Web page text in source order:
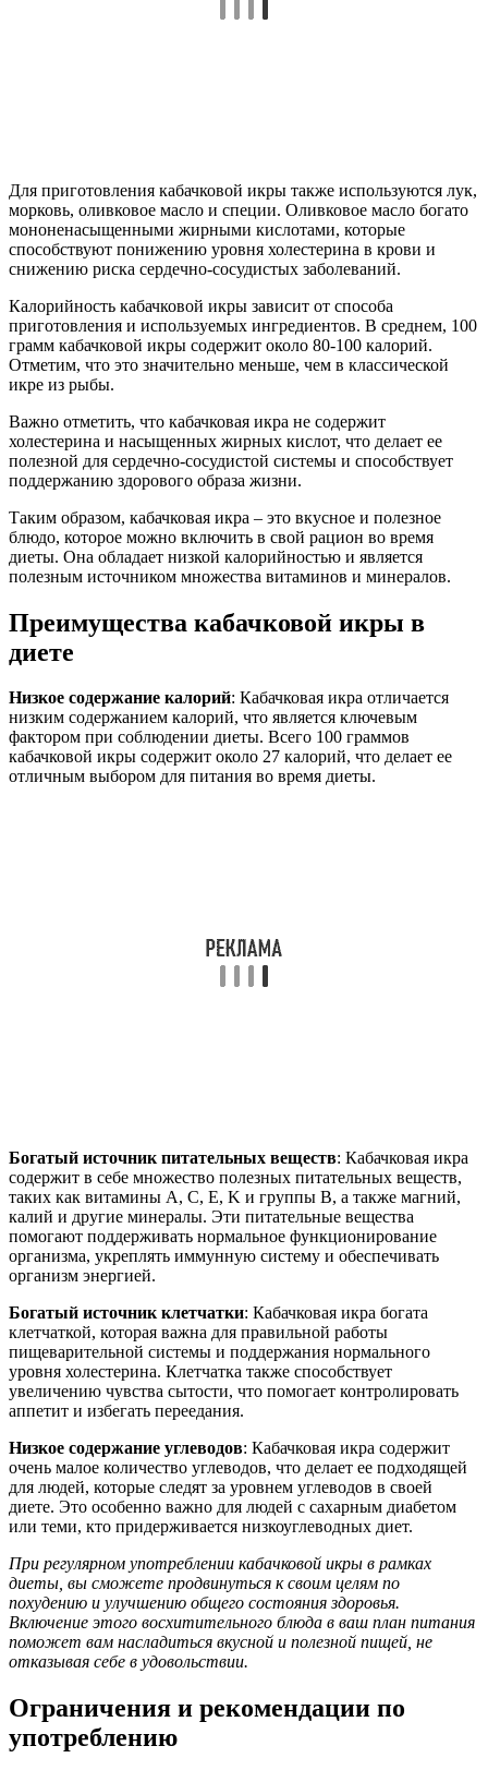
Для приготовления кабачковой икры также используются лук,
морковь, оливковое масло и специи. Оливковое масло богато
мононенасыщенными жирными кислотами, которые
способствуют понижению уровня холестерина в крови и
снижению риска сердечно-сосудистых заболеваний.
Калорийность кабачковой икры зависит от способа
приготовления и используемых ингредиентов. В среднем, 100
грамм кабачковой икры содержит около 80-100 калорий.
Отметим, что это значительно меньше, чем в классической
икре из рыбы.
Важно отметить, что кабачковая икра не содержит
холестерина и насыщенных жирных кислот, что делает ее
полезной для сердечно-сосудистой системы и способствует
поддержанию здорового образа жизни.
Таким образом, кабачковая икра – это вкусное и полезное
блюдо, которое можно включить в свой рацион во время
диеты. Она обладает низкой калорийностью и является
полезным источником множества витаминов и минералов.
Преимущества кабачковой икры в
диете
Низкое содержание калорий: Кабачковая икра отличается
низким содержанием калорий, что является ключевым
фактором при соблюдении диеты. Всего 100 граммов
кабачковой икры содержит около 27 калорий, что делает ее
отличным выбором для питания во время диеты.
Богатый источник питательных веществ: Кабачковая икра
содержит в себе множество полезных питательных веществ,
таких как витамины A, C, E, K и группы В, а также магний,
калий и другие минералы. Эти питательные вещества
помогают поддерживать нормальное функционирование
организма, укреплять иммунную систему и обеспечивать
организм энергией.
Богатый источник клетчатки: Кабачковая икра богата
клетчаткой, которая важна для правильной работы
пищеварительной системы и поддержания нормального
уровня холестерина. Клетчатка также способствует
увеличению чувства сытости, что помогает контролировать
аппетит и избегать переедания.
Низкое содержание углеводов: Кабачковая икра содержит
очень малое количество углеводов, что делает ее подходящей
для людей, которые следят за уровнем углеводов в своей
диете. Это особенно важно для людей с сахарным диабетом
или теми, кто придерживается низкоуглеводных диет.
При регулярном употреблении кабачковой икры в рамках
диеты, вы сможете продвинуться к своим целям по
похудению и улучшению общего состояния здоровья.
Включение этого восхитительного блюда в ваш план питания
поможет вам насладиться вкусной и полезной пищей, не
отказывая себе в удовольствии.
Ограничения и рекомендации по
употреблению